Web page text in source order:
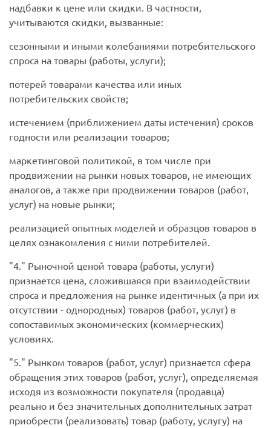
надбавки к цене или скидки. В частности,
учитываются скидки, вызванные:
сезонными и иными колебаниями потребительского
спроса на товары (работы, услуги);
потерей товарами качества или иных
потребительских свойств;
истечением (приближением даты истечения) сроков
годности или реализации товаров;
маркетинговой политикой, в том числе при
продвижении на рынки новых товаров, не имеющих
аналогов, а также при продвижении товаров (работ,
услуг) на новые рынки;
реализацией опытных моделей и образцов товаров в
целях ознакомления с ними потребителей.
4.
Рыночной ценой товара (работы, услуги)
признается цена, сложившаяся при взаимодействии
спроса и предложения на рынке идентичных (а при их
отсутствии - однородных) товаров (работ, услуг) в
сопоставимых экономических (коммерческих)
условиях.
5.
Рынком товаров (работ, услуг) признается сфера
обращения этих товаров (работ, услуг), определяемая
исходя из возможности покупателя (продавца)
реально и без значительных дополнительных затрат
приобрести (реализовать) товар (работу, услугу) на